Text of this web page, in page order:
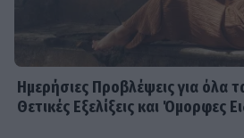
Ημερήσιες Προβλέψεις για όλα
Θετικές Εξελίξεις και Όμορφες